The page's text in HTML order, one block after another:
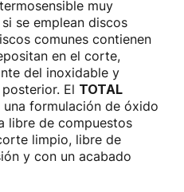
muy
se emplean discos
comunes contienen
en el corte,
del inoxidable y
El TOTAL
formulación de óxido
libre de compuestos
limpio, libre de
y con un acabado